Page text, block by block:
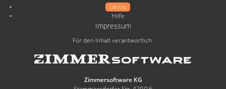
Demo
Hilfe
Impressum
Für den Inhalt verantwortlich:
Zimmersoftware KG